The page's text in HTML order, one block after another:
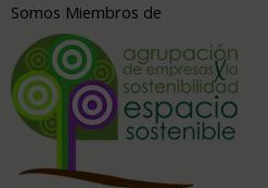
Somos Miembros de